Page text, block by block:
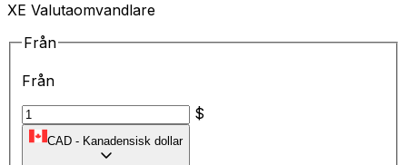
XE Valutaomvandlare
Från
Från
$
CAD - Kanadensisk dollar